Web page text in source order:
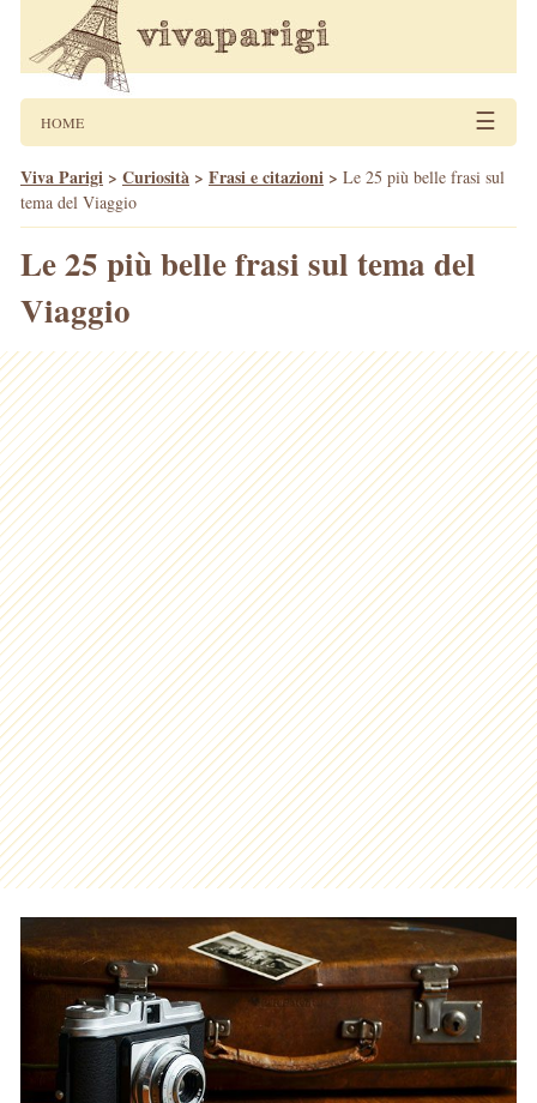
HOME ☰
Viva Parigi > Curiosità > Frasi e citazioni > Le 25 più belle frasi sul
tema del Viaggio
Le 25 più belle frasi sul tema del
Viaggio